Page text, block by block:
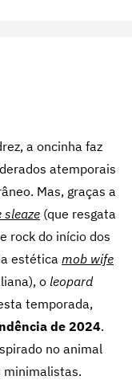
a oncinha faz
atemporais
Mas, graças a
sleaze (que resgata
rock do início dos
estética mob wife
o leopard
temporada,
de 2024.
no animal
minimalistas.